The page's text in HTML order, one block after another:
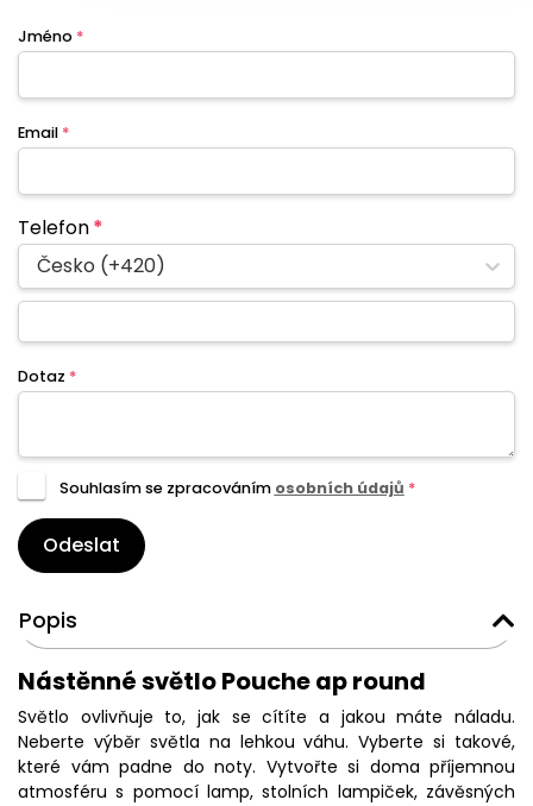
Jméno *
Email *
Telefon*
Česko (+420)
Dotaz *
Souhlasím se zpracováním osobních údajů *
Odeslat
Popis
Nástěnné světlo Pouche ap round
Světlo ovlivňuje to, jak se cítíte a jakou máte náladu.
Neberte výběr světla na lehkou váhu. Vyberte si takové,
které vám padne do noty. Vytvořte si doma příjemnou
atmosféru s pomocí lamp, stolních lampiček, závěsných